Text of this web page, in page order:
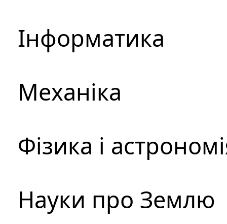
Інформатика
Механіка
Фізика і
Науки про Землю